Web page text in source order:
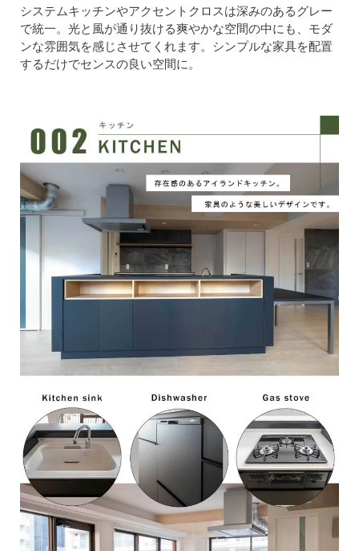
システムキッチンやアクセントクロスは深みのあるグレー
で統一。光と風が通り抜ける爽やかな空間の中にも、モダ
ンな雰囲気を感じさせてくれます。シンプルな家具を配置
するだけでセンスの良い空間に。